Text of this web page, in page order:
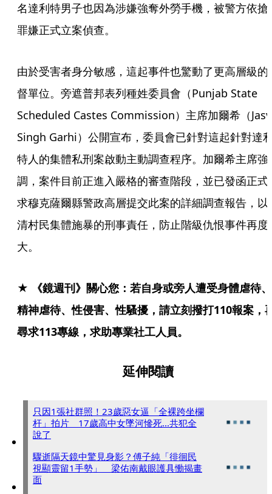
名達利特男子也因為涉嫌強奪外勞手機，被警方依搶
罪嫌正式立案偵查。
由於受害者身分敏感，這起事件也驚動了更高層級的
督單位。旁遮普邦表列種姓委員會（Punjab State
Scheduled Castes Commission）主席加爾希（
Singh Garhi）公開宣布，委員會已針對這起針對達
特人的集體私刑案啟動主動調查程序。加爾希主席強
調，案件目前正進入嚴格的審查階段，並已發函正式
求穆克薩爾縣警政高層提交此案的詳細調查報告，以
清村民集體施暴的刑事責任，防止階級仇恨事件再度
大。
★ 《鏡週刊》關心您：若自身或旁人遭受身體虐待、
精神虐待、性侵害、性騷擾，請立刻撥打110報案，
尋求113專線，求助專業社工人員。
延伸閱讀
只因1張社群照！23歲惡女逼「全裸跨坐欄
杆」拍片 17歲高中女墜河慘死...共犯全
說了
驟逝隔天鏡中驚見身影？傅子純「徘徊民
視顯靈留1手勢」 梁佑南戴眼護具慟揭畫
面